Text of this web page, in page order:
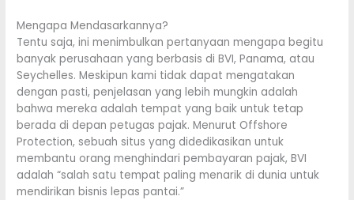
Mengapa Mendasarkannya?
Tentu saja, ini menimbulkan pertanyaan mengapa begitu
banyak perusahaan yang berbasis di BVI, Panama, atau
Seychelles. Meskipun kami tidak dapat mengatakan
dengan pasti, penjelasan yang lebih mungkin adalah
bahwa mereka adalah tempat yang baik untuk tetap
berada di depan petugas pajak. Menurut Offshore
Protection, sebuah situs yang didedikasikan untuk
membantu orang menghindari pembayaran pajak, BVI
adalah “salah satu tempat paling menarik di dunia untuk
mendirikan bisnis lepas pantai.”